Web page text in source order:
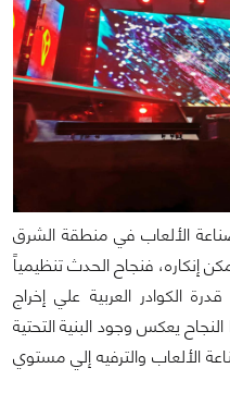
الألعاب في منطقة الشرق
إنكاره، فنجاح الحدث تنظيمياً
الكوادر العربية علي إخراج
يعكس وجود البنية التحتية
الألعاب والترفيه إلي مستوي